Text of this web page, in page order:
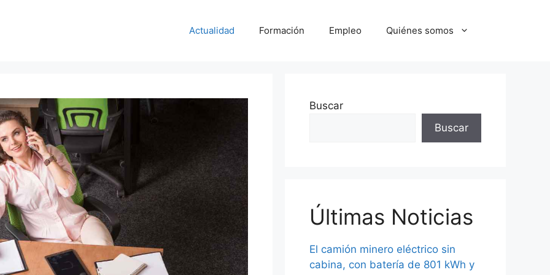
Actualidad Formación Empleo Quiénes somos
Buscar
Buscar
Últimas Noticias
El camión minero eléctrico sin
cabina, con batería de 801 kWh y